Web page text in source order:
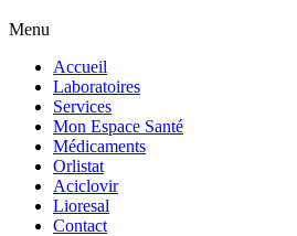
Menu
Accueil
Laboratoires
Services
Mon Espace Santé
Médicaments
Orlistat
Aciclovir
Lioresal
Contact